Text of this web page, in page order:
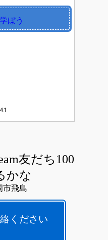
ぼう
友だち100
かな
市飛島
ください